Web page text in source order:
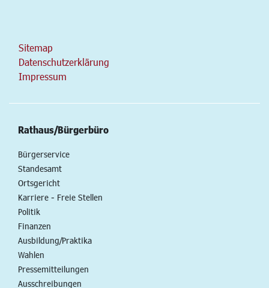
Sitemap
Datenschutzerklärung
Impressum
Rathaus/Bürgerbüro
Bürgerservice
Standesamt
Ortsgericht
Karriere - Freie Stellen
Politik
Finanzen
Ausbildung/Praktika
Wahlen
Pressemitteilungen
Ausschreibungen